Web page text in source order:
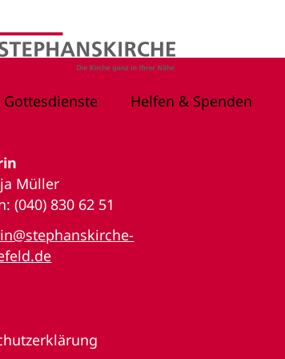
Helfen & Spenden
Müller
(040) 830 62 51